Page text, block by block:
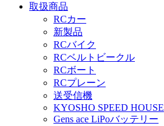
取扱商品
RCカー
新製品
RCバイク
RCベルトビークル
RCボート
RCプレーン
送受信機
KYOSHO SPEED HOUSE
Gens ace LiPoバッテリー